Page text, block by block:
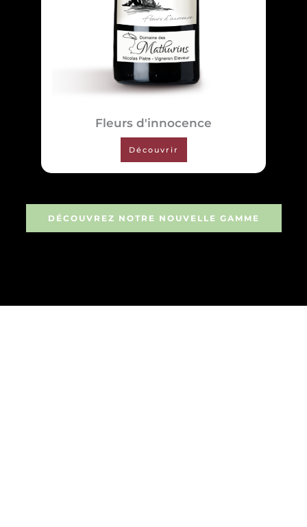
Fleurs d'innocence
Découvrir
DÉCOUVREZ NOTRE NOUVELLE GAMME